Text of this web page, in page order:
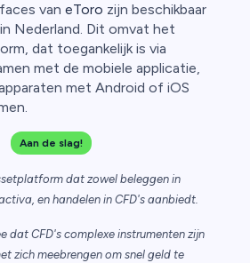
van eToro zijn beschikbaar
Nederland. Dit omvat het
dat toegankelijk is via
met de mobiele applicatie,
met Android of iOS
Aan de slag!
dat zowel beleggen in
en handelen in CFD's aanbiedt.
dat CFD's complexe instrumenten zijn
zich meebrengen om snel geld te